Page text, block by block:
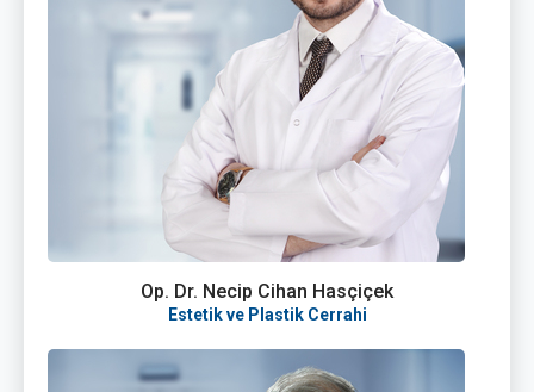
Op. Dr. Necip Cihan Hasçiçek
Estetik ve Plastik Cerrahi